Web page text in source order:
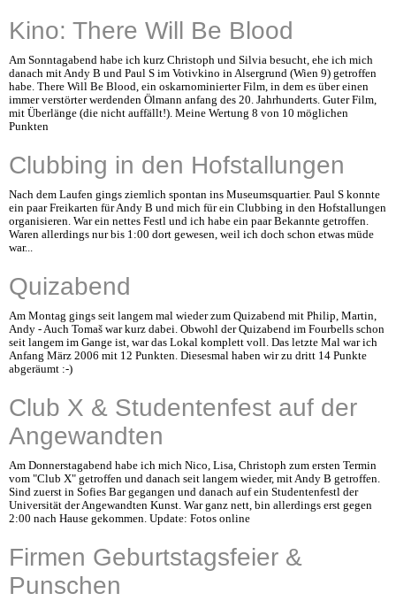
Kino: There Will Be Blood
Am Sonntagabend habe ich kurz Christoph und Silvia besucht, ehe ich mich
danach mit Andy B und Paul S im Votivkino in Alsergrund (Wien 9) getroffen
habe. There Will Be Blood, ein oskarnominierter Film, in dem es über einen
immer verstörter werdenden Ölmann anfang des 20. Jahrhunderts. Guter Film,
mit Überlänge (die nicht auffällt!). Meine Wertung 8 von 10 möglichen
Punkten
Clubbing in den Hofstallungen
Nach dem Laufen gings ziemlich spontan ins Museumsquartier. Paul S konnte
ein paar Freikarten für Andy B und mich für ein Clubbing in den Hofstallungen
organisieren. War ein nettes Festl und ich habe ein paar Bekannte getroffen.
Waren allerdings nur bis 1:00 dort gewesen, weil ich doch schon etwas müde
war...
Quizabend
Am Montag gings seit langem mal wieder zum Quizabend mit Philip, Martin,
Andy - Auch Tomaš war kurz dabei. Obwohl der Quizabend im Fourbells schon
seit langem im Gange ist, war das Lokal komplett voll. Das letzte Mal war ich
Anfang März 2006 mit 12 Punkten. Diesesmal haben wir zu dritt 14 Punkte
abgeräumt :-)
Club X & Studentenfest auf der
Angewandten
Am Donnerstagabend habe ich mich Nico, Lisa, Christoph zum ersten Termin
vom "Club X" getroffen und danach seit langem wieder, mit Andy B getroffen.
Sind zuerst in Sofies Bar gegangen und danach auf ein Studentenfestl der
Universität der Angewandten Kunst. War ganz nett, bin allerdings erst gegen
2:00 nach Hause gekommen. Update: Fotos online
Firmen Geburtstagsfeier &
Punschen